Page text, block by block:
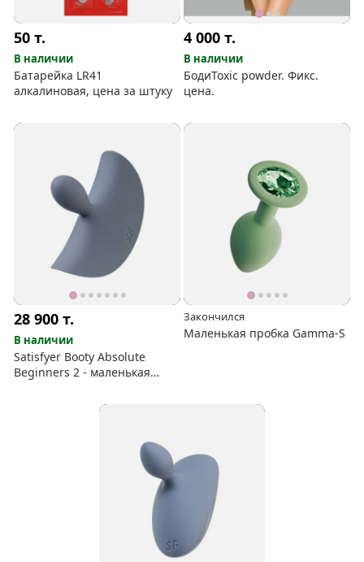
50т.
В наличии
Батарейка LR41
алкалиновая, цена за штуку
4 000т.
В наличии
БодиToxic powder. Фикс.
цена.
28 900т.
В наличии
Satisfyer Booty Absolute
Beginners 2 - маленькая
Закончился
Маленькая пробка Gamma-S